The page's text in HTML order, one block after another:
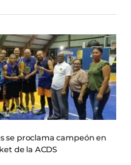
se proclama campeón en
de la ACDS